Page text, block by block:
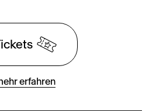
erfahren